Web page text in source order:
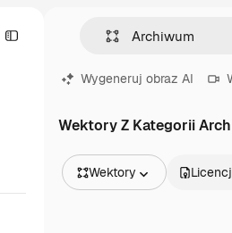
Wygeneruj obraz AI
Wektory Z Kategorii
Wektory